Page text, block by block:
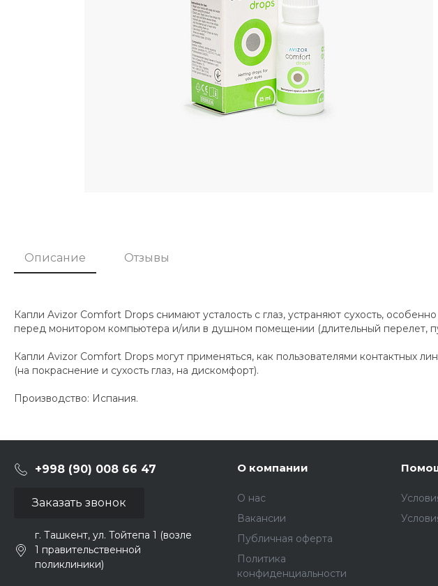
Описание Отзывы
Капли Avizor Comfort Drops снимают усталость с глаз, устраняют сухость,
перед монитором компьютера и/или в душном помещении (длительный перелет,
Капли Avizor Comfort Drops могут применяться, как пользователями контактных
(на покраснение и сухость глаз, на дискомфорт).
Производство: Испания.
+998 (90) 008 66 47
Заказать звонок
г. Ташкент, ул. Тойтепа 1 (возле
1 правительственной
поликлиники)
О компании
О нас
Вакансии
Публичная оферта
Политика
конфиденциальности